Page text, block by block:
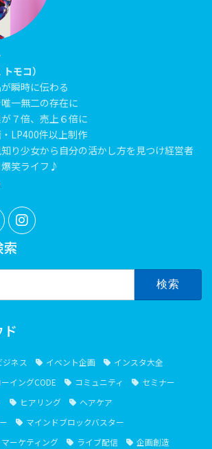
モコ）
瞬時に伝わる
一無二の存在に
７倍、売上６倍に
LP400件以上制作
り少女から自分の活かし方を見つけ経営者
笑ライフ♪
索
ジネス イベント企画
インスタ大全
イングCODE コミュニティ
セミナー
ヒアリング
ヘアケア
マインドブロックバスター
マーケティング ライブ配信
企画創造